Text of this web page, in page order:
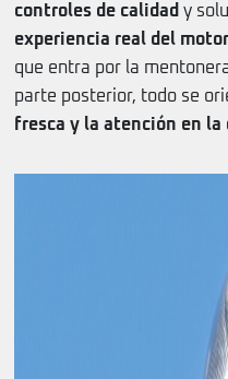
controles de calidad y
experiencia real del
que entra por la
parte posterior, todo se
fresca y la atención en la